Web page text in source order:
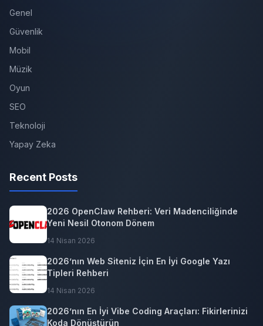
Genel
Güvenlik
Mobil
Müzik
Oyun
SEO
Teknoloji
Yapay Zeka
Recent Posts
2026 OpenClaw Rehberi: Veri Madenciliğinde
Yeni Nesil Otonom Dönem
14 Nisan 2026
2026’nın Web Siteniz İçin En İyi Google Yazı
Tipleri Rehberi
14 Nisan 2026
2026’nın En İyi Vibe Coding Araçları: Fikirlerinizi
Koda Dönüştürün